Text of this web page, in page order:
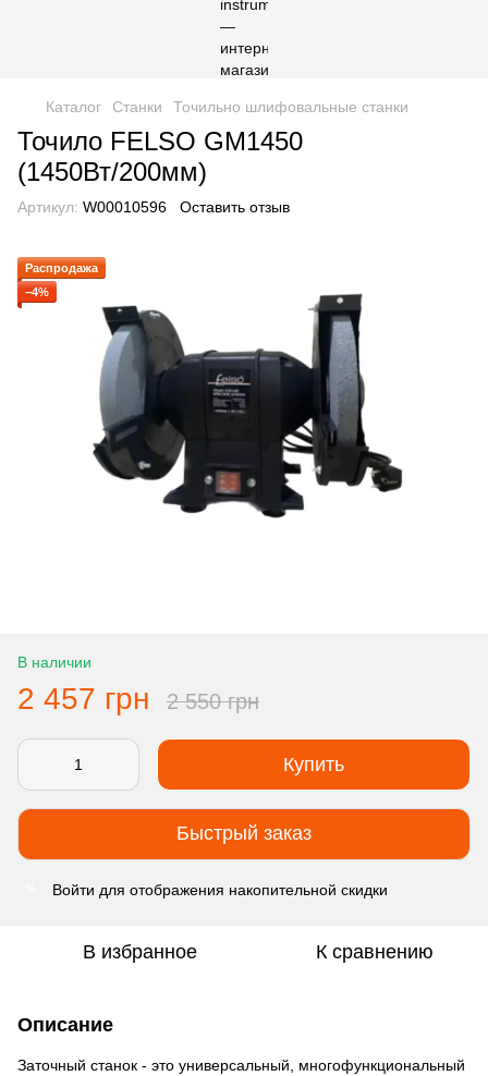
Каталог Станки Точильно шлифовальные станки
Точило FELSO GM1450
(1450Вт/200мм)
Артикул: W00010596 Оставить отзыв
Распродажа
−4%
В наличии
2 457 грн 2 550 грн
Купить
Быстрый заказ
Войти для отображения накопительной скидки
В избранное К сравнению
Описание
Заточный станок - это универсальный, многофункциональный